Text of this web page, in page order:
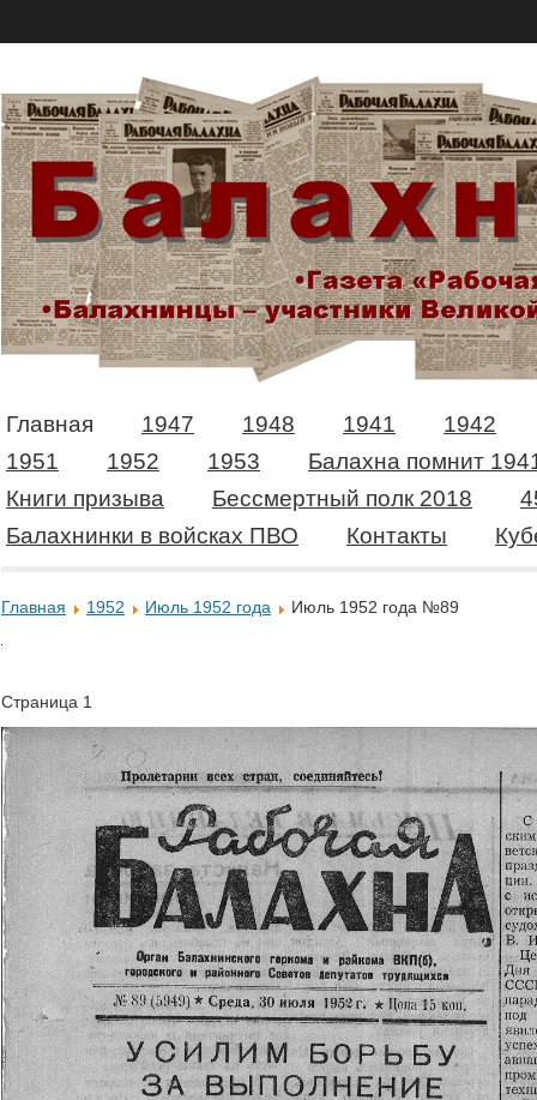
Главная 1947 1948 1941
1942
1951
1952 1953
Балахна помнит
Книги призыва
Бессмертный полк 2018
Балахнинки в войсках ПВО
Контакты
Главная 1952 Июль 1952 года Июль 1952 года №89
Страница 1